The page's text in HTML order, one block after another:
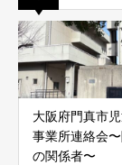
大阪府門真市
事業所連絡会
の関係者〜